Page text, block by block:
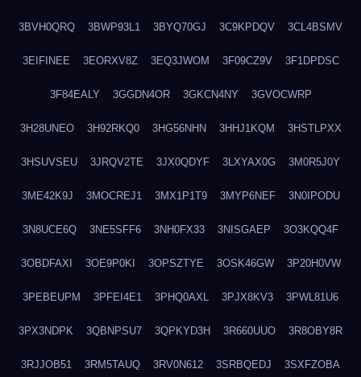
3BVH0QRQ 3BWP93L1 3BYQ70GJ 3C9KPDQV 3CL4BSMV
3EIFINEE 3EORXV8Z 3EQ3JWOM 3F09CZ9V 3F1DPDSC
3F84EALY 3GGDN4OR 3GKCN4NY 3GVOCWRP
3H28UNEO 3H92RKQ0 3HG56NHN 3HHJ1KQM 3HSTLPXX
3HSUVSEU 3JRQV2TE 3JX0QDYF 3LXYAX0G 3M0R5J0Y
3ME42K9J 3MOCREJ1 3MX1P1T9 3MYP6NEF 3N0IPODU
3N8UCE6Q 3NE5SFF6 3NH0FX33 3NISGAEP 3O3KQQ4F
3OBDFAXI 3OE9P0KI 3OPSZTYE 3OSK46GW 3P20H0VW
3PEBEUPM 3PFEI4E1 3PHQ0AXL 3PJX8KV3 3PWL81U6
3PX3NDPK 3QBNPSU7 3QPKYD3H 3R660UUO 3R8OBY8R
3RJJOB51 3RM5TAUQ 3RV0N612 3SRBQEDJ 3SXFZOBA